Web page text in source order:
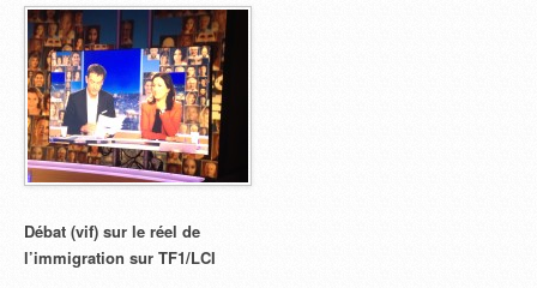
Débat (vif) sur le réel de
l’immigration sur TF1/LCI